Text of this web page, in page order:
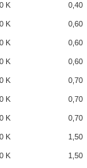
K 0,40
K 0,60
K 0,60
K 0,60
K 0,70
K 0,70
K 0,70
K 1,50
K 1,50